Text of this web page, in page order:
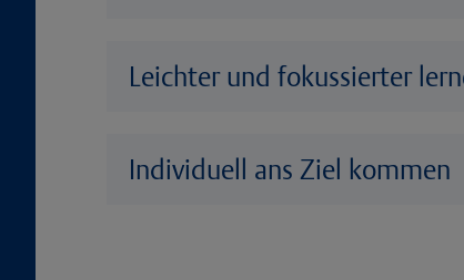
Leichter und fokussierter
Individuell ans Ziel kommen